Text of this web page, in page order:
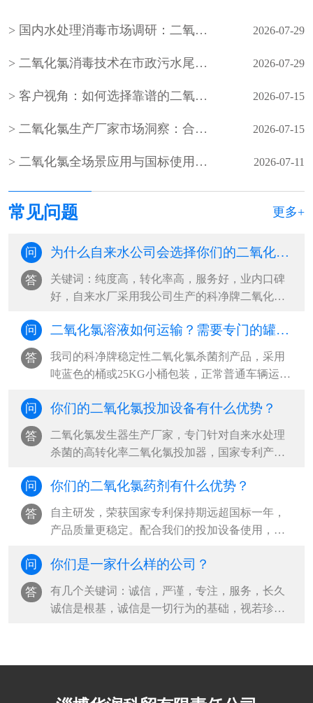
国内水处理消毒市场调研：二氧化氯生产企业产能与需求分析
2026-07-29
二氧化氯消毒技术在市政污水尾水深度处理中的应用 2026-07-29
客户视角：如何选择靠谱的二氧化氯生产厂家？ 2026-07-15
二氧化氯生产厂家市场洞察：合规、稳定、服务成客户核心选择 2026-07-15
二氧化氯全场景应用与国标使用规范（水处理 / 食品 / 医疗 / 养殖） 2026-07-11
常见问题 更多+
问 为什么自来水公司会选择你们的二氧化氯杀菌剂？
答
关键词：纯度高，转化率高，服务好，业内口碑
好，自来水厂采用我公司生产的科净牌二氧化氯
问 二氧化氯溶液如何运输？需要专门的罐车吗？
答
我司的科净牌稳定性二氧化氯杀菌剂产品，采用
吨蓝色的桶或25KG小桶包装，正常普通车辆运输
问 你们的二氧化氯投加设备有什么优势？
答
二氧化氯发生器生产厂家，专门针对自来水处理
杀菌的高转化率二氧化氯投加器，国家专利产品
问 你们的二氧化氯药剂有什么优势？
答
自主研发，荣获国家专利保持期远超国标一年，
产品质量更稳定。配合我们的投加设备使用，药
问 你们是一家什么样的公司？
答
有几个关键词：诚信，严谨，专注，服务，长久
诚信是根基，诚信是一切行为的基础，视若珍